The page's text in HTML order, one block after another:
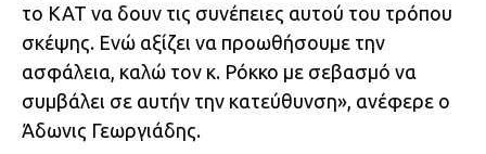
το ΚΑΤ να δουν τις συνέπειες αυτού του τρόπου
σκέψης. Ενώ αξίζει να προωθήσουμε την
ασφάλεια, καλώ τον κ. Ρόκκο με σεβασμό να
συμβάλει σε αυτήν την κατεύθυνση», ανέφερε ο
Άδωνις Γεωργιάδης.